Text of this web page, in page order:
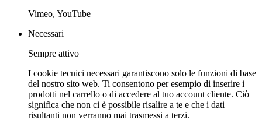
Vimeo, YouTube
Necessari
Sempre attivo
I cookie tecnici necessari garantiscono solo le funzioni di base
del nostro sito web. Ti consentono per esempio di inserire i
prodotti nel carrello o di accedere al tuo account cliente. Ciò
significa che non ci è possibile risalire a te e che i dati
risultanti non verranno mai trasmessi a terzi.